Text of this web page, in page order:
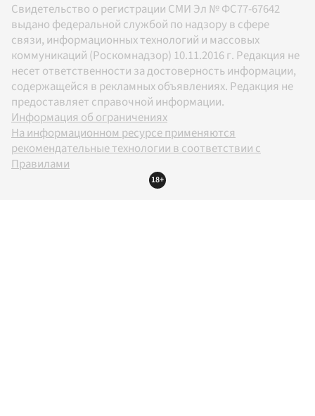
Свидетельство о регистрации СМИ Эл № ФС77-67642
выдано федеральной службой по надзору в сфере
связи, информационных технологий и массовых
коммуникаций (Роскомнадзор) 10.11.2016 г. Редакция не
несет ответственности за достоверность информации,
содержащейся в рекламных объявлениях. Редакция не
предоставляет справочной информации.
Информация об ограничениях
На информационном ресурсе применяются
рекомендательные технологии в соответствии с
Правилами
18+